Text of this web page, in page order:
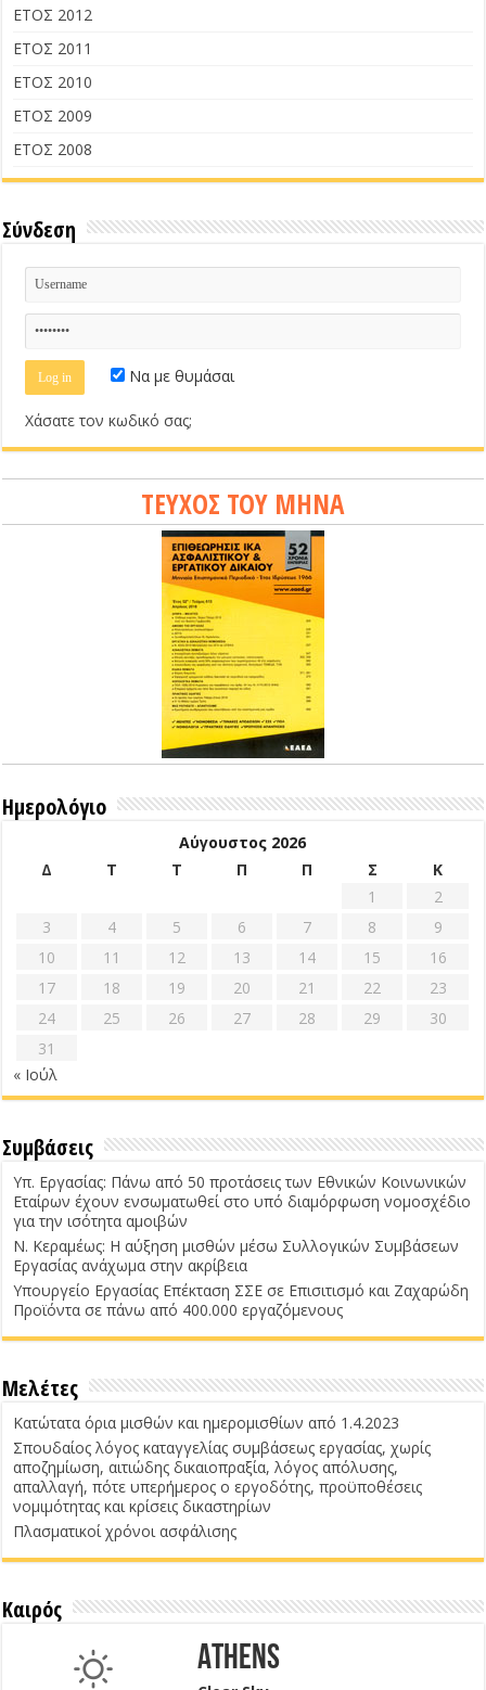
ΕΤΟΣ 2012
ΕΤΟΣ 2011
ΕΤΟΣ 2010
ΕΤΟΣ 2009
ΕΤΟΣ 2008
Σύνδεση
Να με θυμάσαι
Χάσατε τον κωδικό σας;
ΤΕΥΧΟΣ ΤΟΥ ΜΗΝΑ
Ημερολόγιο
Αύγουστος 2026
Δ
Τ Τ Π Π Σ
Κ
1
2
3
4 5 6 7 8
9
10
11 12 13 14 15
16
17
18 19 20 21 22
23
24
25 26 27 28 29
30
31
« Ιούλ
Συμβάσεις
Υπ. Εργασίας: Πάνω από 50 προτάσεις των Εθνικών Κοινωνικών
Εταίρων έχουν ενσωματωθεί στο υπό διαμόρφωση νομοσχέδιο
για την ισότητα αμοιβών
Ν. Κεραμέως: Η αύξηση μισθών μέσω Συλλογικών Συμβάσεων
Εργασίας ανάχωμα στην ακρίβεια
Υπουργείο Εργασίας Επέκταση ΣΣΕ σε Επισιτισμό και Ζαχαρώδη
Προϊόντα σε πάνω από 400.000 εργαζόμενους
Μελέτες
Κατώτατα όρια μισθών και ημερομισθίων από 1.4.2023
Σπουδαίος λόγος καταγγελίας συμβάσεως εργασίας, χωρίς
αποζημίωση, αιτιώδης δικαιοπραξία, λόγος απόλυσης,
απαλλαγή, πότε υπερήμερος ο εργοδότης, προϋποθέσεις
νομιμότητας και κρίσεις δικαστηρίων
Πλασματικοί χρόνοι ασφάλισης
Καιρός
Athens